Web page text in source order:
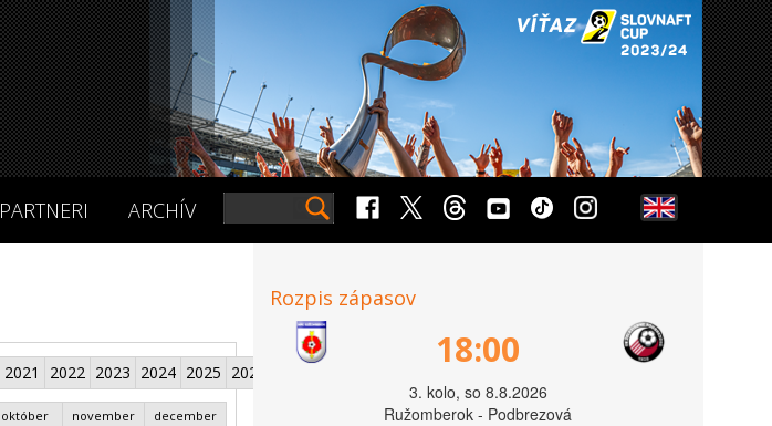
PARTNERI ARCHÍV
2021 2022 2023 2024 2025 2026
október november december
Rozpis zápasov
18:00
3. kolo, so 8.8.2026
Ružomberok - Podbrezová